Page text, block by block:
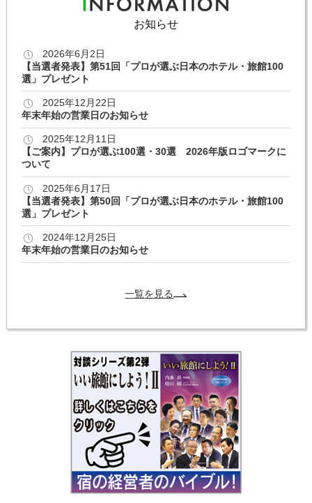
お知らせ
2026年6月2日
【当選者発表】第51回「プロが選ぶ日本のホテル・旅館100
選」プレゼント
2025年12月22日
年末年始の営業日のお知らせ
2025年12月11日
【ご案内】プロが選ぶ100選・30選 2026年版ロゴマークに
ついて
2025年6月17日
【当選者発表】第50回「プロが選ぶ日本のホテル・旅館100
選」プレゼント
2024年12月25日
年末年始の営業日のお知らせ
一覧を見る